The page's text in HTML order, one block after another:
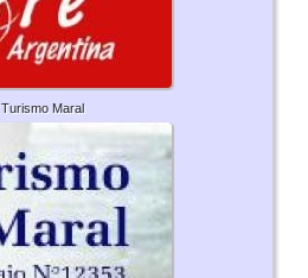
Turismo Maral